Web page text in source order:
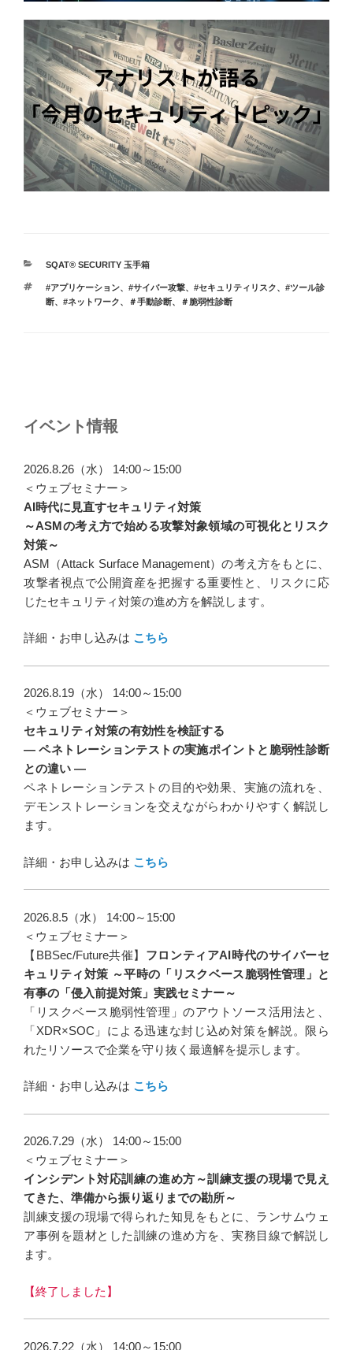
カ
ゴ
リ
SQAT® SECURITY 玉手箱
タ
グ
#アプリケーション、 #サイバー攻撃、 #セキュリティリスク、 #ツール診
断、 #ネットワーク、 ＃手動診断、 ＃脆弱性診断
ナ
ゲ
ー
シ
ョ
ン
イベント情報
2026.8.26（水） 14:00～15:00
＜ウェブセミナー＞
AI時代に見直すセキュリティ対策
～ASMの考え方で始める攻撃対象領域の可視化とリスク
対策～
ASM（Attack Surface Management）の考え方をもとに、
攻撃者視点で公開資産を把握する重要性と、リスクに応
じたセキュリティ対策の進め方を解説します。
詳細・お申し込みは こちら
2026.8.19（水） 14:00～15:00
＜ウェブセミナー＞
セキュリティ対策の有効性を検証する
― ペネトレーションテストの実施ポイントと脆弱性診断
との違い ―
ペネトレーションテストの目的や効果、実施の流れを、
デモンストレーションを交えながらわかりやすく解説し
ます。
詳細・お申し込みは こちら
2026.8.5（水） 14:00～15:00
＜ウェブセミナー＞
【BBSec/Future共催】 フロンティアAI時代のサイバーセ
キュリティ対策 ～平時の「リスクベース脆弱性管理」と
有事の「侵入前提対策」実践セミナー～
「リスクベース脆弱性管理」のアウトソース活用法と、
「XDR×SOC」による迅速な封じ込め対策を解説。限ら
れたリソースで企業を守り抜く最適解を提示します。
詳細・お申し込みは こちら
2026.7.29（水） 14:00～15:00
＜ウェブセミナー＞
インシデント対応訓練の進め方～訓練支援の現場で見え
てきた、準備から振り返りまでの勘所～
訓練支援の現場で得られた知見をもとに、ランサムウェ
ア事例を題材とした訓練の進め方を、実務目線で解説し
ます。
【終了しました】
2026.7.22（水） 14:00～15:00